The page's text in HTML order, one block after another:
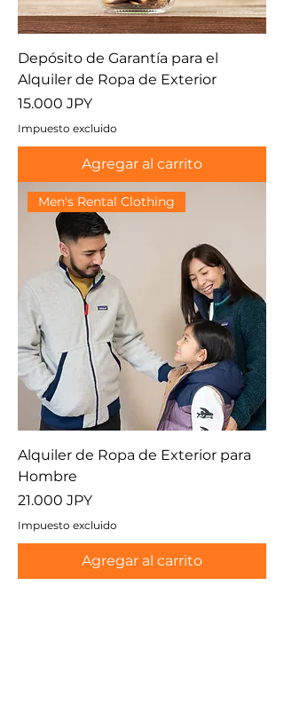
Depósito de Garantía para el
Alquiler de Ropa de Exterior
Precio
15.000 JPY
Impuesto excluido
Agregar al carrito
Men's Rental Clothing
Alquiler de Ropa de Exterior para
Hombre
Precio
21.000 JPY
Impuesto excluido
Agregar al carrito